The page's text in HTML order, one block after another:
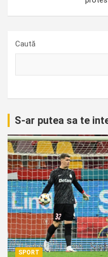
Caută
S-ar putea sa te
SPORT